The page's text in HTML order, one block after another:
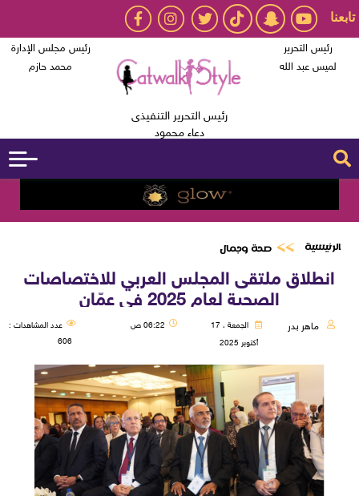
تابعنا
رئيس التحرير
لميس عبد الله
رئيس التحرير التنفيذى
دعاء محمود
رئيس مجلس الإدارة
محمد حازم
الرئيسية صحة وجمال
انطلاق ملتقى المجلس العربي للاختصاصات
الصحية لعام 2025 في عمّان
ماهر بدر
الجمعة ، 17
أكتوبر 2025
06:22 ص
عدد المشاهدات :
606